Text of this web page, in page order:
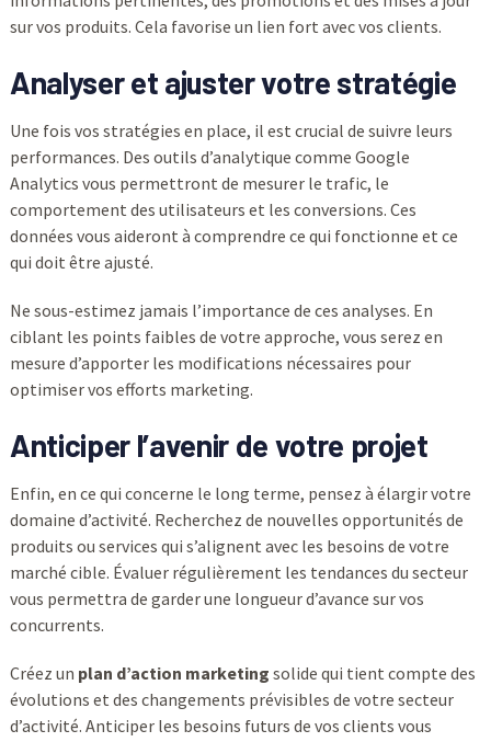
sur vos produits. Cela favorise un lien fort avec vos clients.
Analyser et ajuster votre stratégie
Une fois vos stratégies en place, il est crucial de suivre leurs
performances. Des outils d’analytique comme Google
Analytics vous permettront de mesurer le trafic, le
comportement des utilisateurs et les conversions. Ces
données vous aideront à comprendre ce qui fonctionne et ce
qui doit être ajusté.
Ne sous-estimez jamais l’importance de ces analyses. En
ciblant les points faibles de votre approche, vous serez en
mesure d’apporter les modifications nécessaires pour
optimiser vos efforts marketing.
Anticiper l’avenir de votre projet
Enfin, en ce qui concerne le long terme, pensez à élargir votre
domaine d’activité. Recherchez de nouvelles opportunités de
produits ou services qui s’alignent avec les besoins de votre
marché cible. Évaluer régulièrement les tendances du secteur
vous permettra de garder une longueur d’avance sur vos
concurrents.
Créez un plan d’action marketing solide qui tient compte des
évolutions et des changements prévisibles de votre secteur
d’activité. Anticiper les besoins futurs de vos clients vous